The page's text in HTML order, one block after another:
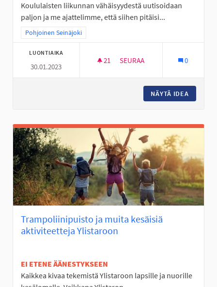
Koululaisten liikunnan vähäisyydestä uutisoidaan
paljon ja me ajattelimme, että siihen pitäisi...
Rajaa tulokset teeman mukaan: Pohjoinen Seinäjoki
Pohjoinen Seinäjoki
LUONTIAIKA
30.01.2023
21 21 SEURAAJAA
SEURAA 0
NÄYTÄ IDEA
Trampoliinipuisto ja muita kesäisiä
aktiviteetteja Ylistaroon
EI ETENE ÄÄNESTYKSEEN
Kaikkea kivaa tekemistä Ylistaroon lapsille ja nuorille